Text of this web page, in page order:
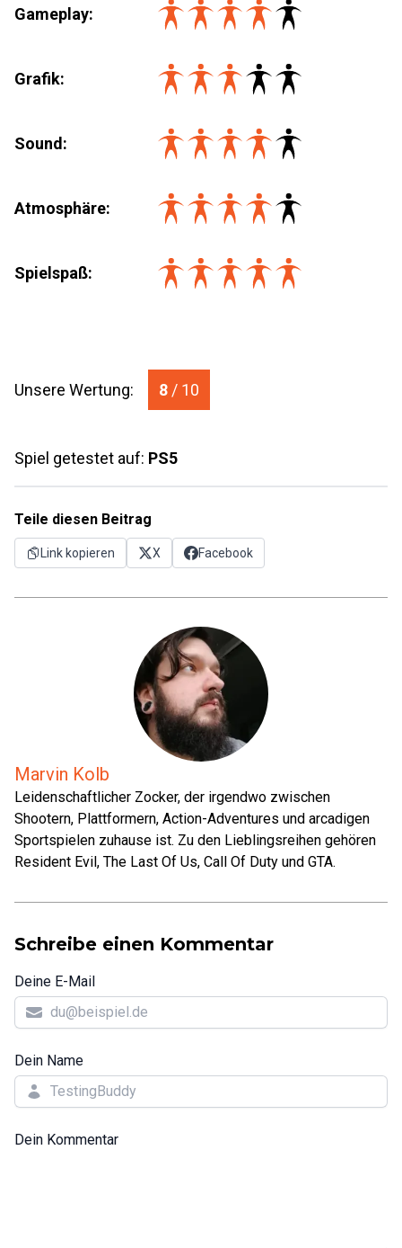
Gameplay:
Grafik:
Sound:
Atmosphäre:
Spielspaß:
Unsere Wertung: 8 / 10
Spiel getestet auf: PS5
Teile diesen Beitrag
Link kopieren X Facebook
Marvin Kolb
Leidenschaftlicher Zocker, der irgendwo zwischen
Shootern, Plattformern, Action-Adventures und arcadigen
Sportspielen zuhause ist. Zu den Lieblingsreihen gehören
Resident Evil, The Last Of Us, Call Of Duty und GTA.
Schreibe einen Kommentar
Deine E-Mail
Dein Name
Dein Kommentar